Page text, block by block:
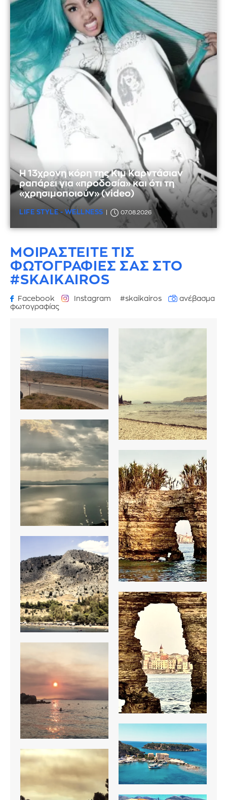
Η 13χρονη κόρη της Κιμ Καρντάσιαν
ραπάρει για «προδοσία» και ότι τη
«χρησιμοποιούν» (video)
LIFE STYLE - WELLNESS 07.08.2026
ΜΟΙΡΑΣΤΕΙΤΕ ΤΙΣ
ΦΩΤΟΓΡΑΦΙΕΣ ΣΑΣ ΣΤΟ
#SKAIKAIROS
Facebook Instagram #skaikairos
ανέβασμα
φωτογραφίας